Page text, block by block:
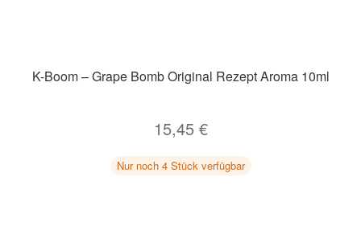
K-Boom – Grape Bomb Original Rezept Aroma 10ml
15,45 €
Nur noch 4 Stück verfügbar